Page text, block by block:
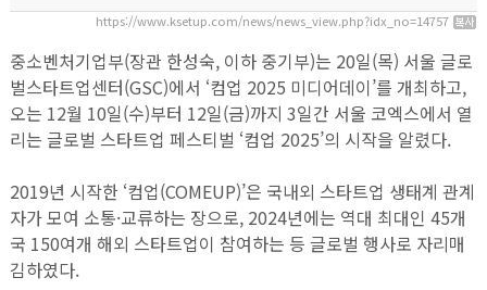
https://www.ksetup.com/news/news_view.php?idx_no=14757
중소벤처기업부(장관 한성숙, 이하 중기부)는 20일(목) 서울 글로
벌스타트업센터(GSC)에서 ‘컴업 2025 미디어데이’를 개최하고,
오는 12월 10일(수)부터 12일(금)까지 3일간 서울 코엑스에서 열
리는 글로벌 스타트업 페스티벌 ‘컴업 2025’의 시작을 알렸다.
2019년 시작한 ‘컴업(COMEUP)’은 국내외 스타트업 생태계 관계
자가 모여 소통·교류하는 장으로, 2024년에는 역대 최대인 45개
국 150여개 해외 스타트업이 참여하는 등 글로벌 행사로 자리매
김하였다.